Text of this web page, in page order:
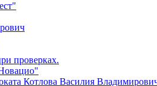
проверках.
Котлова Василия